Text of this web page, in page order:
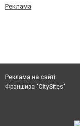
Реклама
Реклама на сайті
Франшиза "CitySites"